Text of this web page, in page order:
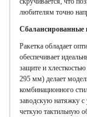
любителям точно
Сбалансированные
Ракетка обладает
обеспечивает
защите и
295 мм) делает
комбинационного
заводскую натяжку с
четкую тактильную